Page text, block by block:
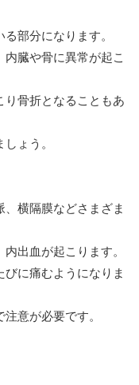
部分になります。
臓や骨に異常が起こ
り骨折となることもあ
ょう。
横隔膜などさまざま
出血が起こります。
に痛むようになりま
意が必要です。